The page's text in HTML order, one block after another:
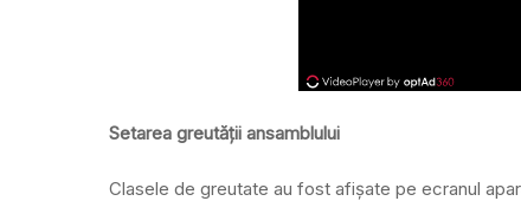
Setarea greutății ansamblului
Clasele de greutate au fost afișate pe ecranul